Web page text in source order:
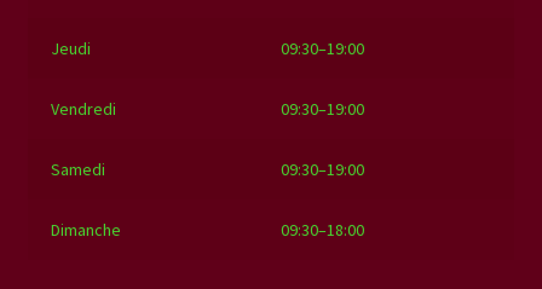
Jeudi 09:30–19:00
Vendredi 09:30–19:00
Samedi 09:30–19:00
Dimanche 09:30–18:00